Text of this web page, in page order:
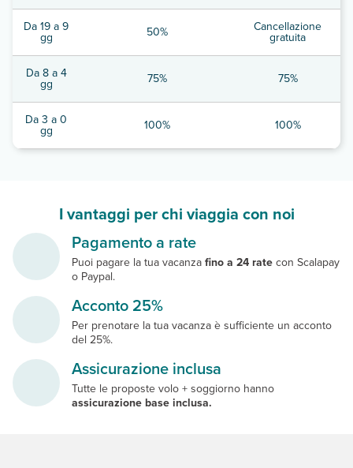
Da 19 a 9
gg 50% Cancellazione
gratuita
Da 8 a 4
gg 75% 75%
Da 3 a 0
gg 100% 100%
I vantaggi per chi viaggia con noi
Pagamento a rate
Puoi pagare la tua vacanzafino a 24 ratecon Scalapay
o Paypal.
Acconto 25%
Per prenotare la tua vacanza è sufficiente un acconto
del 25%.
Assicurazione inclusa
Tutte le proposte volo + soggiorno hanno
assicurazione base inclusa.